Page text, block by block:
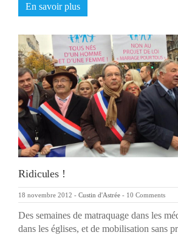
En savoir plus
Ridicules !
18 novembre 2012 - Custin d'Astrée - 10 Comments
Des semaines de matraquage dans les
dans les églises, et de mobilisation sans